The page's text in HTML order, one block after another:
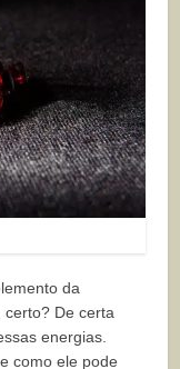
da
certo? De certa
energias.
como ele pode